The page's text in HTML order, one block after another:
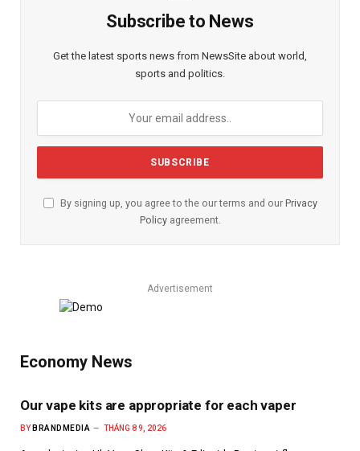
Subscribe to News
Get the latest sports news from NewsSite about world,
sports and politics.
By signing up, you agree to the our terms and our Privacy
Policyagreement.
Advertisement
Economy News
Our vape kits are appropriate for each vaper
BY BRANDMEDIA THÁNG 8 9, 2026